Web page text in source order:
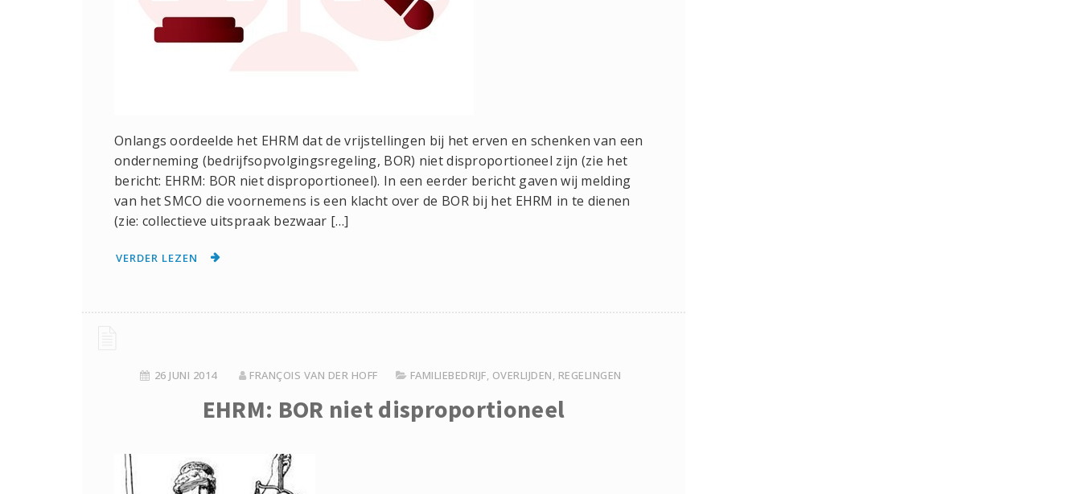
Onlangs oordeelde het EHRM dat de vrijstellingen bij het erven en schenken van een
onderneming (bedrijfsopvolgingsregeling, BOR) niet disproportioneel zijn (zie het
bericht: EHRM: BOR niet disproportioneel). In een eerder bericht gaven wij melding
van het SMCO die voornemens is een klacht over de BOR bij het EHRM in te dienen
(zie: collectieve uitspraak bezwaar […]
VERDER LEZEN
26 JUNI 2014 FRANÇOIS VAN DER HOFF FAMILIEBEDRIJF, OVERLIJDEN, REGELINGEN
EHRM: BOR niet disproportioneel